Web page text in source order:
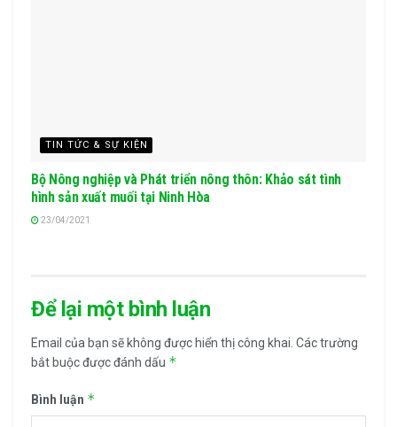
TIN TỨC & SỰ KIỆN
Bộ Nông nghiệp và Phát triển nông thôn: Khảo sát tình
hình sản xuất muối tại Ninh Hòa
23/04/2021
Để lại một bình luận
Email của bạn sẽ không được hiển thị công khai. Các trường
bắt buộc được đánh dấu *
Bình luận *